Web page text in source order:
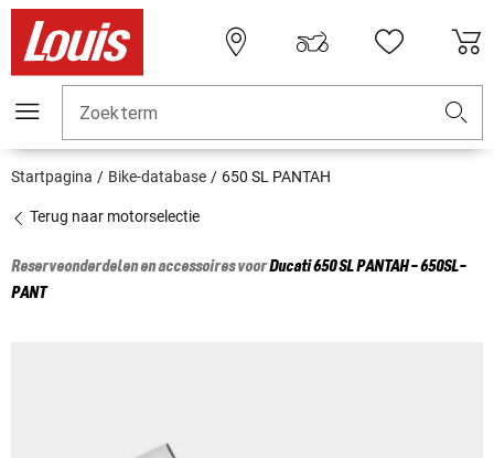
Zoekterm
Startpagina Bike-database 650 SL PANTAH
Terug naar motorselectie
Reserveonderdelen en accessoires voorDucati650 SL PANTAH - 650SL-
PANT